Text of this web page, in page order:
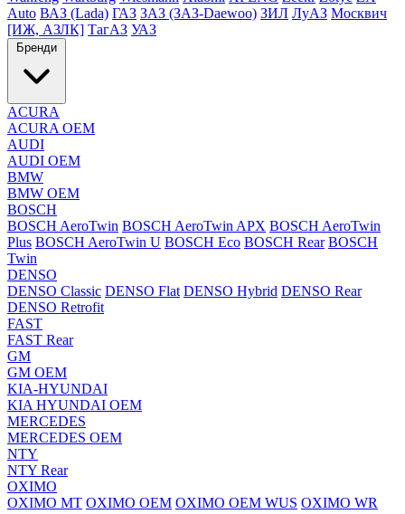
Auto ВАЗ (Lada) ГАЗ ЗАЗ (ЗАЗ-Daewoo) ЗИЛ ЛуАЗ Москвич
[ИЖ, АЗЛК] ТагАЗ УАЗ
Бренди
ACURA
ACURA OEM
AUDI
AUDI OEM
BMW
BMW OEM
BOSCH
BOSCH AeroTwin BOSCH AeroTwin APX BOSCH AeroTwin
Plus BOSCH AeroTwin U BOSCH Eco BOSCH Rear BOSCH
Twin
DENSO
DENSO Classic DENSO Flat DENSO Hybrid DENSO Rear
DENSO Retrofit
FAST
FAST Rear
GM
GM OEM
KIA-HYUNDAI
KIA HYUNDAI OEM
MERCEDES
MERCEDES OEM
NTY
NTY Rear
OXIMO
OXIMO MT OXIMO OEM OXIMO OEM WUS OXIMO WR